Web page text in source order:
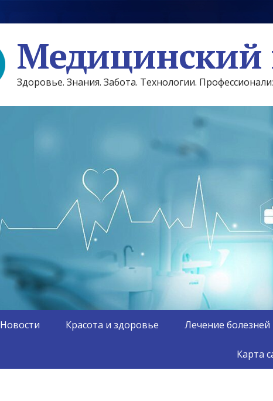
Медицинский
Здоровье. Знания. Забота. Технологии.
Новости Красота и здоровье Лечение болезней
Карта